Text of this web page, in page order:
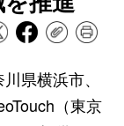
県横浜市、
（東京